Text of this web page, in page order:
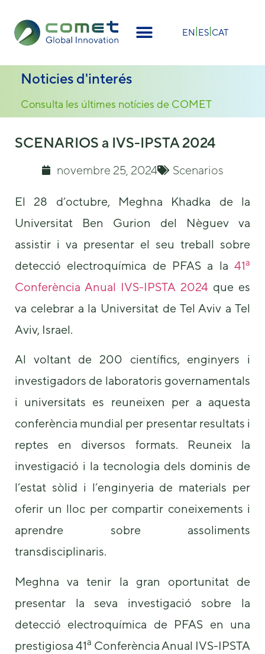
EN ES CAT
Noticies d'interés
Consulta les últimes notícies de COMET
SCENARIOS a IVS-IPSTA 2024
novembre 25, 2024 Scenarios
El 28 d’octubre, Meghna Khadka de la
Universitat Ben Gurion del Nèguev va
assistir i va presentar el seu treball sobre
detecció electroquímica de PFAS a la 41a
Conferència Anual IVS-IPSTA 2024 que es
va celebrar a la Universitat de Tel Aviv a Tel
Aviv, Israel.
Al voltant de 200 científics, enginyers i
investigadors de laboratoris governamentals
i universitats es reuneixen per a aquesta
conferència mundial per presentar resultats i
reptes en diversos formats. Reuneix la
investigació i la tecnologia dels dominis de
l’estat sòlid i l’enginyeria de materials per
oferir un lloc per compartir coneixements i
aprendre sobre assoliments
transdisciplinaris.
Meghna va tenir la gran oportunitat de
presentar la seva investigació sobre la
detecció electroquímica de PFAS en una
prestigiosa 41a Conferència Anual IVS-IPSTA
Necessary
cookies are
optional.
needed for
the website
Statistics
In order for
and
structure,
based on
how the
used.